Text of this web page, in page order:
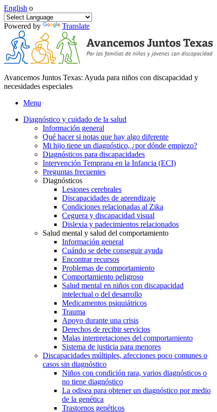
English o
Powered by Translate
Avancemos Juntos Texas: Ayuda para niños con discapacidad y
necesidades especiales
Menu
Diagnóstico y cuidado de la salud
Información general
Qué hacer si notas que hay algo diferente
Mi hijo tiene un diagnóstico, ¿por dónde empiezo?
Diagnósticos para discapacidades
Intervención Temprana en la Infancia (ECI)
Preguntas frecuentes
Diagnósticos
Lesiones cerebrales
Discapacidades de aprendizaje
Condiciones relacionadas al Zika
Ceguera y discapacidad visual
Dislexia y padecimientos relacionados
Salud mental y salud del comportamiento
Información general
Cuándo se debe conseguir ayuda
Encontrar recursos
Problemas de comportamiento
Comportamiento peligroso
Salud mental en niños con discapacidad
intelectual o del desarrollo
Medicamentos psiquiátricos
Trauma
Apoyo durante una crisis
Derechos de recibir servicios
Malas interpretaciones del comportamiento
Sistema de justicia para menores
Discapacidades múltiples, afecciones poco comunes o
casos sin diagnóstico
Niños con condición rara, varios diagnósticos o
no tiene diagnóstico
La odisea para obtener un diagnóstico por medio
de la genética
Trastornos genéticos